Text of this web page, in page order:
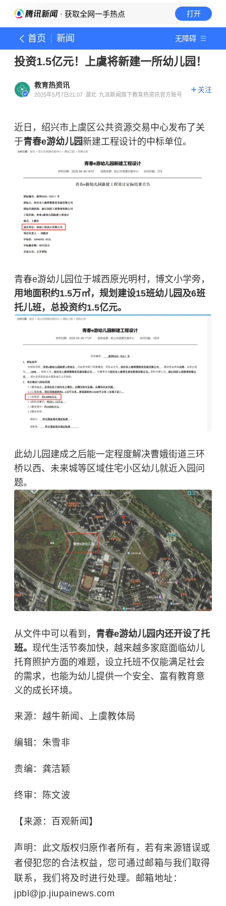
· 获取全网一手热点 打开
首页 新闻 无障碍
投资1.5亿元！上虞将新建一所幼儿园！
教育热资讯
2025年5月7日21:07 湖北 九派新闻旗下教育热资讯官方账号
关注
近日，绍兴市上虞区公共资源交易中心发布了关
于青春e游幼儿园新建工程设计的中标单位。
青春e游幼儿园位于城西原光明村，博文小学旁，
用地面积约1.5万㎡，规划建设15班幼儿园及6班
托儿班，总投资约1.5亿元。
此幼儿园建成之后能一定程度解决曹娥街道三环
桥以西、未来城等区域住宅小区幼儿就近入园问
题。
从文件中可以看到， 青春e游幼儿园内还开设了托
班。 现代生活节奏加快，越来越多家庭面临幼儿
托育照护方面的难题，设立托班不仅能满足社会
的需求，也能为幼儿提供一个安全、富有教育意
义的成长环境。
来源：越牛新闻、 上虞教体局
编辑： 朱雪非
责编： 龚洁颖
终审：陈文波
【来源：百观新闻】
声明：此文版权归原作者所有，若有来源错误或
者侵犯您的合法权益，您可通过邮箱与我们取得
联系，我们将及时进行处理。邮箱地址：
jpbl@jp.jiupainews.com